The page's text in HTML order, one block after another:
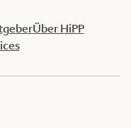
Über HiPP